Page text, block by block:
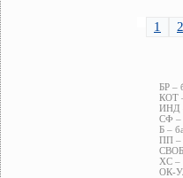
1 2
БР –
КОТ
ИНД
СФ –
Б –
ПП –
СВОБ
ХС –
ОК-